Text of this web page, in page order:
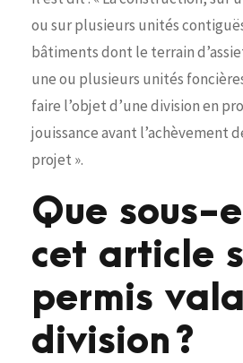
ou sur plusieurs unités
bâtiments dont le terrain
une ou plusieurs unités
faire l’objet d’une division en
jouissance avant l’achèvement
projet ».
Que sous-
cet article
permis
division ?